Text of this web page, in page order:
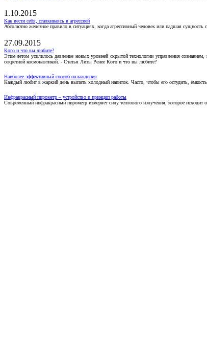
1.10.2015
Как вести себя, сталкиваясь в агрессией
Абсолютно железное правило в ситуациях, когда агрессивный человек или падшая сущность
27.09.2015
Кого и что вы любите?
Этим летом усилилось давление новых уровней скрытой технологии управления
секретной космонавтикой. - Статья Лизы Ренее Кого и что вы любите?
Наиболее эффективный способ охлаждения
Каждый любит в жаркий день выпить холодный напиток. Часто, чтобы его остудить,
Инфракрасный пирометр – устройство и принцип работы
Современный инфракрасный пирометр измеряет силу теплового излучения, которое